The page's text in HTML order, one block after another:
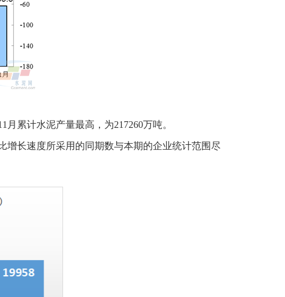
累计水泥产量最高，为217260万吨。
增长速度所采用的同期数与本期的企业统计范围尽